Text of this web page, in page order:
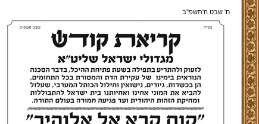
ח' שבט ה'תשפ''ב